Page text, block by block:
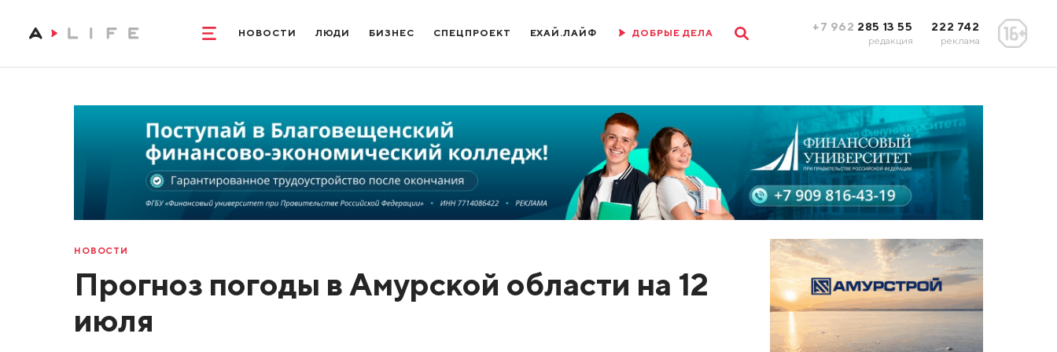
НОВОСТИ ЛЮДИ БИЗНЕС СПЕЦПРОЕКТ ЕХАЙ.ЛАЙФ ДОБРЫЕ ДЕЛА +7 962 285 13 55
редакция
222 742
реклама
НОВОСТИ
Прогноз погоды в Амурской области на 12
июля